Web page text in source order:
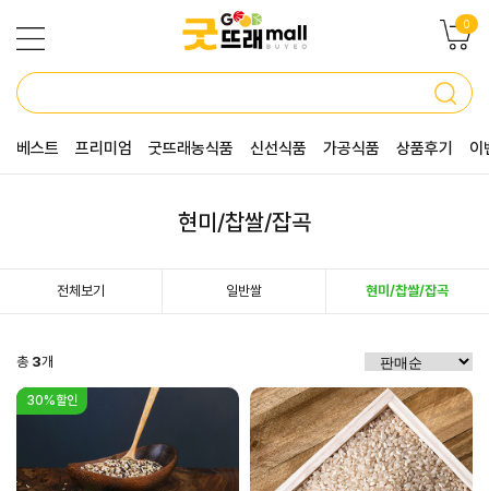
0
베스트 프리미엄 굿뜨래농식품 신선식품 가공식품 상품후기 이
현미/찹쌀/잡곡
전체보기 일반쌀 현미/찹쌀/잡곡
총 3개
30%할인